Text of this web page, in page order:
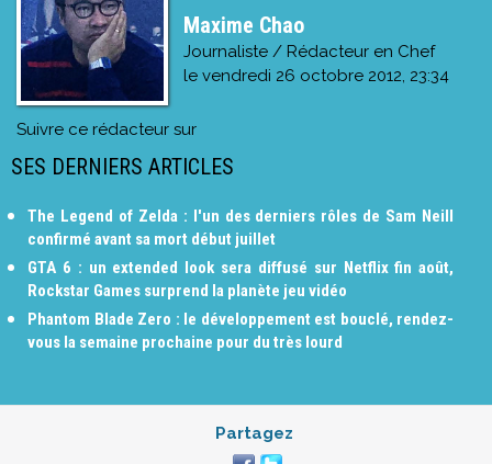
Maxime Chao
Journaliste / Rédacteur en Chef
le vendredi 26 octobre 2012, 23:34
Suivre ce rédacteur sur
SES DERNIERS ARTICLES
The Legend of Zelda : l'un des derniers rôles de Sam Neill
confirmé avant sa mort début juillet
GTA 6 : un extended look sera diffusé sur Netflix fin août,
Rockstar Games surprend la planète jeu vidéo
Phantom Blade Zero : le développement est bouclé, rendez-
vous la semaine prochaine pour du très lourd
Partagez